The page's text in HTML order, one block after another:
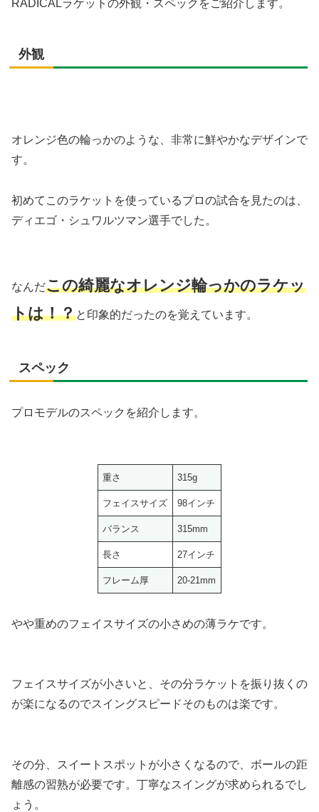
RADICALラケットの外観・スペックをご紹介します。
外観
オレンジ色の輪っかのような、非常に鮮やかなデザインで
す。
初めてこのラケットを使っているプロの試合を見たのは、
ディエゴ・シュワルツマン選手でした。
なんだこの綺麗なオレンジ輪っかのラケッ
トは！？と印象的だったのを覚えています。
スペック
プロモデルのスペックを紹介します。
重さ 315g
フェイスサイズ 98インチ
バランス 315mm
長さ 27インチ
フレーム厚 20-21mm
やや重めのフェイスサイズの小さめの薄ラケです。
フェイスサイズが小さいと、その分ラケットを振り抜くの
が楽になるのでスイングスピードそのものは楽です。
その分、スイートスポットが小さくなるので、ボールの距
離感の習熟が必要です。丁寧なスイングが求められるでし
ょう。